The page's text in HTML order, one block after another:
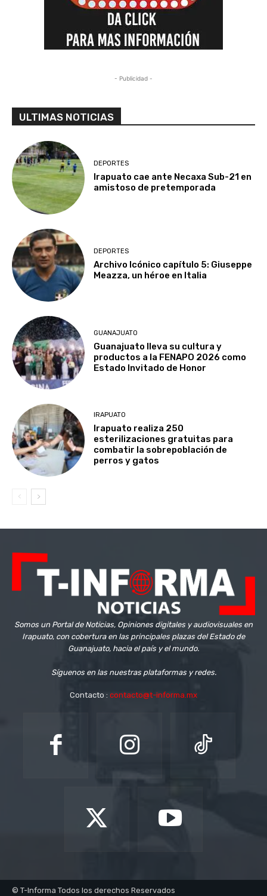
- Publicidad -
ULTIMAS NOTICIAS
DEPORTES
Irapuato cae ante Necaxa Sub-21 en
amistoso de pretemporada
DEPORTES
Archivo Icónico capítulo 5: Giuseppe
Meazza, un héroe en Italia
GUANAJUATO
Guanajuato lleva su cultura y
productos a la FENAPO 2026 como
Estado Invitado de Honor
IRAPUATO
Irapuato realiza 250
esterilizaciones gratuitas para
combatir la sobrepoblación de
perros y gatos
Somos un Portal de Noticias, Opiniones digitales y audiovisuales en
Irapuato, con cobertura en las principales plazas del Estado de
Guanajuato, hacia el país y el mundo.
Síguenos en las nuestras plataformas y redes.
Contacto : contacto@t-informa.mx
© T-Informa Todos los derechos Reservados